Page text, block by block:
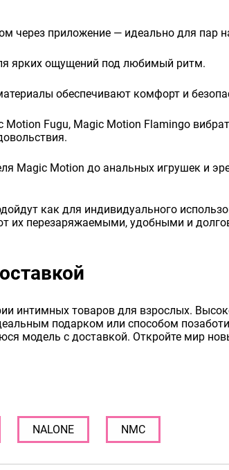
через приложение — идеально для пар
ярких ощущений под любимый ритм.
обеспечивают комфорт и
Fugu, Magic Motion Flamingo
Magic Motion до анальных игрушек и
как для индивидуального
их перезаряжаемыми, удобными и
интимных товаров для взрослых.
подарком или способом
модель с доставкой. Откройте мир
NALONE NMC